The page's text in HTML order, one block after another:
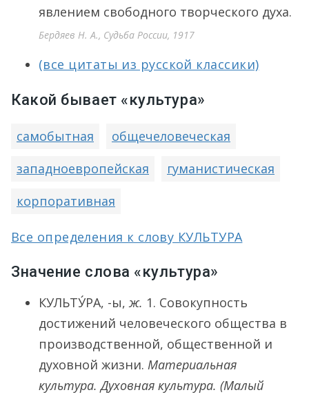
явлением свободного творческого духа.
Бердяев Н. А., Судьба России, 1917
(все цитаты из русской классики)
Какой бывает «культура»
самобытная
общечеловеческая
западноевропейская
гуманистическая
корпоративная
Все определения к слову КУЛЬТУРА
Значение слова «культура»
КУЛЬТУ́РА, -ы,ж. 1. Совокупность
достижений человеческого общества в
производственной, общественной и
духовной жизни. Материальная
культура. Духовная культура. (Малый